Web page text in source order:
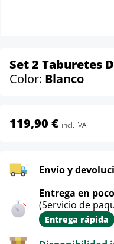
Set 2 Taburetes
Color: Blanco
119,90 € incl. IVA
Envío y
Entrega en
(Servicio de
Entrega rápida